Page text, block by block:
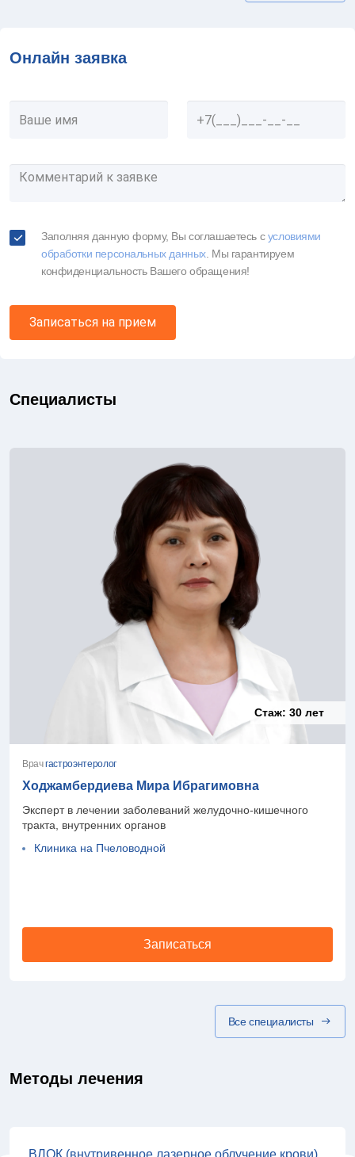
Онлайн заявка
Заполняя данную форму, Вы соглашаетесь cусловиями
обработки персональных данных. Мы гарантируем
конфиденциальность Вашего обращения!
Записаться на прием
Часто задаваемые вопросы
Специалисты
Стаж: 30 лет
Врачгастроэнтеролог
Ходжамбердиева Мира Ибрагимовна
Эксперт в лечении заболеваний желудочно-кишечного
тракта, внутренних органов
Клиника на Пчеловодной
Записаться
Все специалисты
Методы лечения